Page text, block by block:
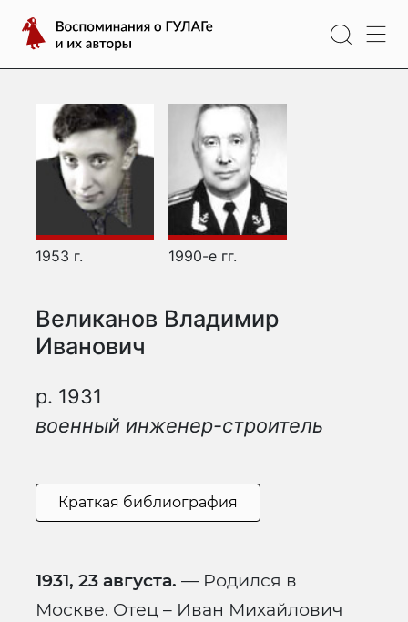
содержимому
Воспоминания
о
ГУЛАГе
авторы
Великанов Владимир
Иванович
р. 1931
военный инженер-строитель
1953 г. 1990-е гг.
Краткая библиография
1931, 23 августа. — Родился в
Москве. Отец – Иван Михайлович